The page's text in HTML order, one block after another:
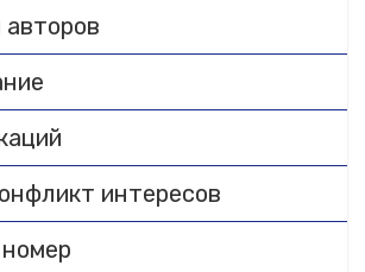
toDearFlip WordPress
Flipbook Plugin Help
documentation.
интересов